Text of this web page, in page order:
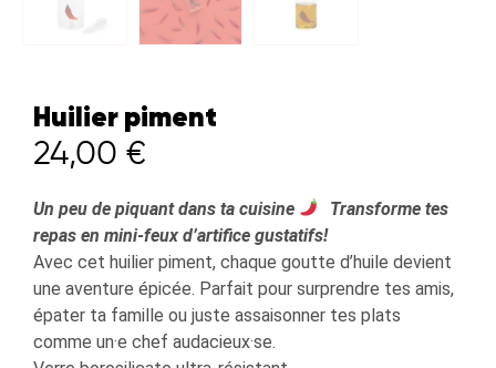
Huilier piment
24,00 €
Un peu de piquant dans ta cuisine
Transforme tes
repas en mini-feux d’artifice gustatifs!
Avec cet huilier piment, chaque goutte d’huile devient
une aventure épicée. Parfait pour surprendre tes amis,
épater ta famille ou juste assaisonner tes plats
comme un·e chef audacieux·se.